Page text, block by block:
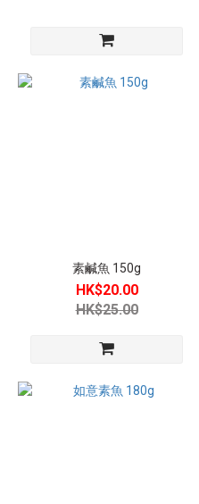
素鹹魚 150g
HK$20.00
HK$25.00